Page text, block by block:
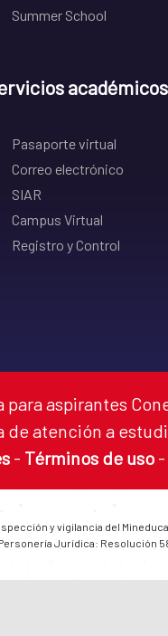
Summer School
académicos
Pasaporte virtual
Correo electrónico
SIAR
Campus Virtual
Registro y Control
para aspirantes
de atención a
- Términos de uso -
y vigilancia del
Jurídica: Resolución